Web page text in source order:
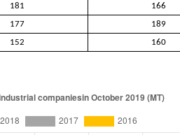
181 166
177 189
152 160